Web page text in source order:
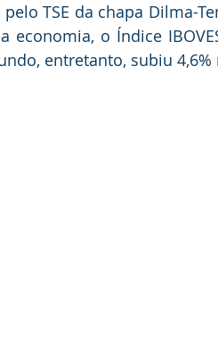
TSE da chapa Dilma-
economia, o Índice
entretanto, subiu